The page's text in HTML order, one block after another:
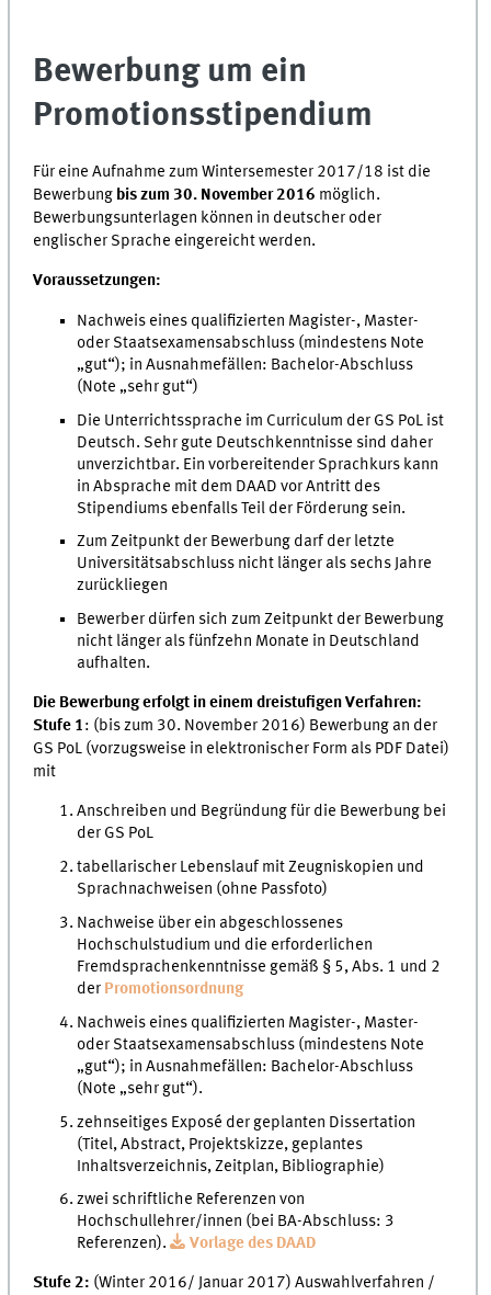
Bewerbung um ein
Promotionsstipendium
Für eine Aufnahme zum Wintersemester 2017/18 ist die
Bewerbung bis zum 30. November 2016 möglich.
Bewerbungsunterlagen können in deutscher oder
englischer Sprache eingereicht werden.
Voraussetzungen:
Nachweis eines qualifizierten Magister-, Master-
oder Staatsexamensabschluss (mindestens Note
„gut“); in Ausnahmefällen: Bachelor-Abschluss
(Note „sehr gut“)
Die Unterrichtssprache im Curriculum der GS PoL ist
Deutsch. Sehr gute Deutschkenntnisse sind daher
unverzichtbar. Ein vorbereitender Sprachkurs kann
in Absprache mit dem DAAD vor Antritt des
Stipendiums ebenfalls Teil der Förderung sein.
Zum Zeitpunkt der Bewerbung darf der letzte
Universitätsabschluss nicht länger als sechs Jahre
zurückliegen
Bewerber dürfen sich zum Zeitpunkt der Bewerbung
nicht länger als fünfzehn Monate in Deutschland
aufhalten.
Die Bewerbung erfolgt in einem dreistufigen Verfahren:
Stufe 1: (bis zum 30. November 2016) Bewerbung an der
GS PoL (vorzugsweise in elektronischer Form als PDF Datei)
mit
Anschreiben und Begründung für die Bewerbung bei
der GS PoL
tabellarischer Lebenslauf mit Zeugniskopien und
Sprachnachweisen (ohne Passfoto)
Nachweise über ein abgeschlossenes
Hochschulstudium und die erforderlichen
Fremdsprachenkenntnisse gemäß § 5, Abs. 1 und 2
der Promotionsordnung
Nachweis eines qualifizierten Magister-, Master-
oder Staatsexamensabschluss (mindestens Note
„gut“); in Ausnahmefällen: Bachelor-Abschluss
(Note „sehr gut“).
zehnseitiges Exposé der geplanten Dissertation
(Titel, Abstract, Projektskizze, geplantes
Inhaltsverzeichnis, Zeitplan, Bibliographie)
zwei schriftliche Referenzen von
Hochschullehrer/innen (bei BA-Abschluss: 3
Referenzen).
Vorlage des DAAD
Stufe 2: (Winter 2016/ Januar 2017) Auswahlverfahren /